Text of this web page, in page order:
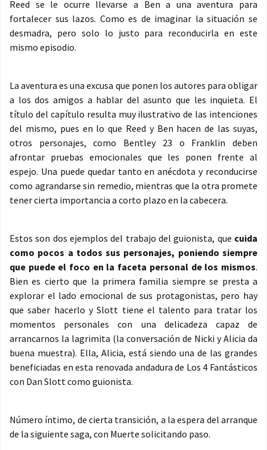
Reed se le ocurre llevarse a Ben a una aventura para
fortalecer sus lazos. Como es de imaginar la situación se
desmadra, pero solo lo justo para reconducirla en este
mismo episodio.
La aventura es una excusa que ponen los autores para obligar
a los dos amigos a hablar del asunto que les inquieta. El
título del capítulo resulta muy ilustrativo de las intenciones
del mismo, pues en lo que Reed y Ben hacen de las suyas,
otros personajes, como Bentley 23 o Franklin deben
afrontar pruebas emocionales que les ponen frente al
espejo. Una puede quedar tanto en anécdota y reconducirse
como agrandarse sin remedio, mientras que la otra promete
tener cierta importancia a corto plazo en la cabecera.
Estos son dos ejemplos del trabajo del guionista, que cuida
como pocos a todos sus personajes, poniendo siempre
que puede el foco en la faceta personal de los mismos.
Bien es cierto que la primera familia siempre se presta a
explorar el lado emocional de sus protagonistas, pero hay
que saber hacerlo y Slott tiene el talento para tratar los
momentos personales con una delicadeza capaz de
arrancarnos la lagrimita (la conversación de Nicki y Alicia da
buena muestra). Ella, Alicia, está siendo una de las grandes
beneficiadas en esta renovada andadura de Los 4 Fantásticos
con Dan Slott como guionista.
Número íntimo, de cierta transición, a la espera del arranque
de la siguiente saga, con Muerte solicitando paso.